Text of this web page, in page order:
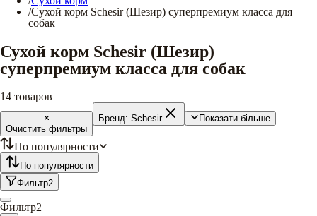
/Сухой корм Schesir (Шезир) суперпремиум класса для
собак
Сухой корм Schesir (Шезир)
суперпремиум класса для собак
14 товаров
Очистить фильтры
Бренд: Schesir Показати більше
По популярности
По популярности
Фильтр2
Фильтр2